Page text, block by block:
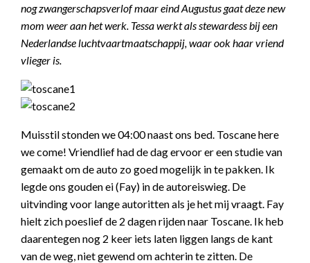
nog zwangerschapsverlof maar eind Augustus gaat deze new
mom weer aan het werk. Tessa werkt als stewardess bij een
Nederlandse luchtvaartmaatschappij, waar ook haar vriend
vlieger is.
Muisstil stonden we 04:00 naast ons bed. Toscane here
we come! Vriendlief had de dag ervoor er een studie van
gemaakt om de auto zo goed mogelijk in te pakken. Ik
legde ons gouden ei (Fay) in de autoreiswieg. De
uitvinding voor lange autoritten als je het mij vraagt. Fay
hielt zich poeslief de 2 dagen rijden naar Toscane. Ik heb
daarentegen nog 2 keer iets laten liggen langs de kant
van de weg, niet gewend om achterin te zitten. De